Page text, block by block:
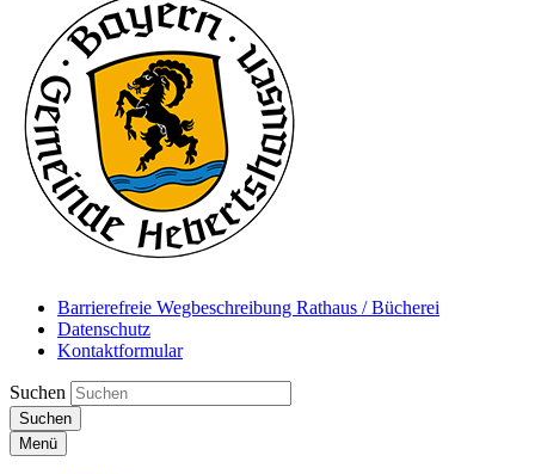
Barrierefreie Wegbeschreibung Rathaus / Bücherei
Datenschutz
Kontaktformular
Suchen
Suchen
Menü